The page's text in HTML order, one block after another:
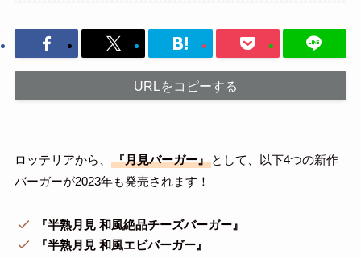
URLをコピーする
ロッテリアから、 『月見バーガー』として、以下4つの新作
バーガーが2023年も発売されます！
『半熟月見 和風絶品チーズバーガー』
『半熟月見 和風エビバーガー』